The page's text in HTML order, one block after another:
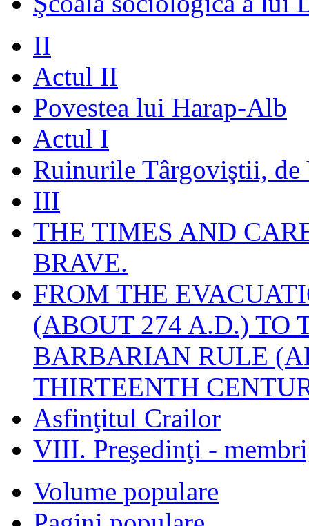
II
Actul II
Povestea lui Harap-Alb
Actul I
Ruinurile Târgoviştii, de
III
THE TIMES AND
BRAVE.
FROM THE
(ABOUT 274 A.D.) TO
BARBARIAN RULE
THIRTEENTH
Asfinţitul Crailor
VIII. Preşedinţi -
Volume populare